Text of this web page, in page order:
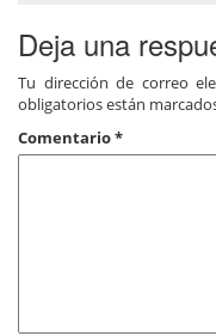
Deja una
Tu dirección de correo
obligatorios están
Comentario*